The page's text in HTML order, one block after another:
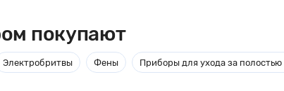
покупают
Электробритвы Фены Приборы для ухода за полостью